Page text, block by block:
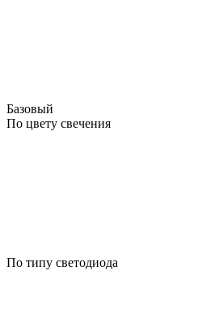
Базовый
По цвету свечения
По типу светодиода